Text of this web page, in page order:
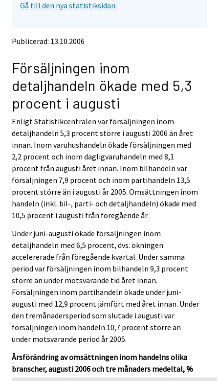
Gå till den nya statistiksidan.
Publicerad: 13.10.2006
Försäljningen inom
detaljhandeln ökade med 5,3
procent i augusti
Enligt Statistikcentralen var försäljningen inom
detaljhandeln 5,3 procent större i augusti 2006 än året
innan. Inom varuhushandeln ökade försäljningen med
2,2 procent och inom dagligvaruhandeln med 8,1
procent från augusti året innan. Inom bilhandeln var
försäljningen 7,9 procent och inom partihandeln 13,5
procent större än i augusti år 2005. Omsättningen inom
handeln (inkl. bil-, parti- och detaljhandeln) ökade med
10,5 procent i augusti från föregående år.
Under juni-augusti ökade försäljningen inom
detaljhandeln med 6,5 procent, dvs. ökningen
accelererade från föregående kvartal. Under samma
period var försäljningen inom bilhandeln 9,3 procent
större än under motsvarande tid året innan.
Försäljningen inom partihandeln ökade under juni-
augusti med 12,9 procent jämfört med året innan. Under
den tremånadersperiod som slutade i augusti var
försäljningen inom handeln 10,7 procent större än
under motsvarande period år 2005.
Årsförändring av omsättningen inom handelns olika
branscher, augusti 2006 och tre månaders medeltal, %